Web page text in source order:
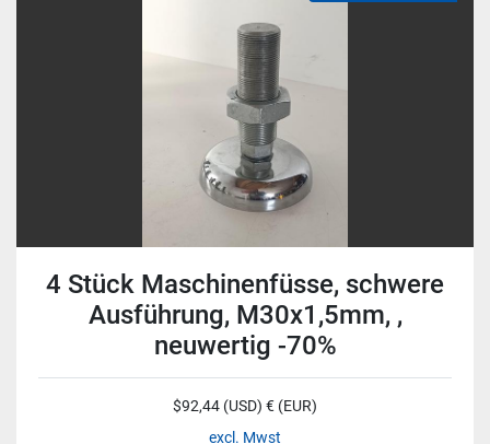
4 Stück Maschinenfüsse, schwere
Ausführung, M30x1,5mm, ,
neuwertig -70%
$92,44 (USD) € (EUR)
excl. Mwst